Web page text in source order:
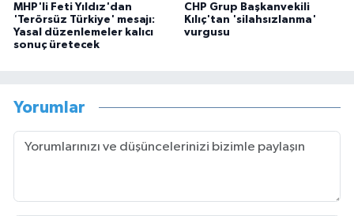
MHP'li Feti Yıldız'dan
'Terörsüz Türkiye' mesajı:
Yasal düzenlemeler kalıcı
sonuç üretecek
CHP Grup Başkanvekili
Kılıç'tan 'silahsızlanma'
vurgusu
Yorumlar